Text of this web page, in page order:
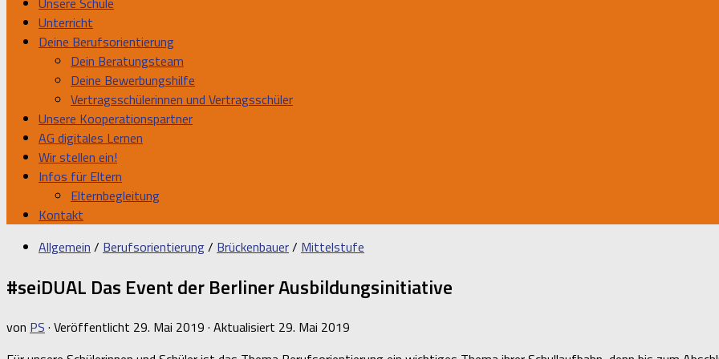
Unterricht
Deine Berufsorientierung
Dein Beratungsteam
Deine Bewerbungshilfe
Vertragsschülerinnen und Vertragsschüler
Unsere Kooperationspartner
AG digitales Lernen
Wir stellen ein!
Infos für Eltern
Elternbegleitung
Kontakt
Allgemein / Berufsorientierung/ Brückenbauer/ Mittelstufe
#seiDUAL Das Event der Berliner Ausbildungsinitiative
von PS · Veröffentlicht 29. Mai 2019 · Aktualisiert 29. Mai 2019